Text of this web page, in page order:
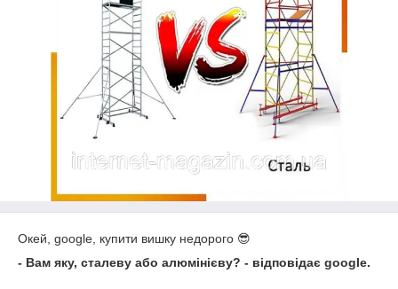
Окей, google, купити вишку недорого 😎
- Вам яку, сталеву або алюмінієву? - відповідає google.